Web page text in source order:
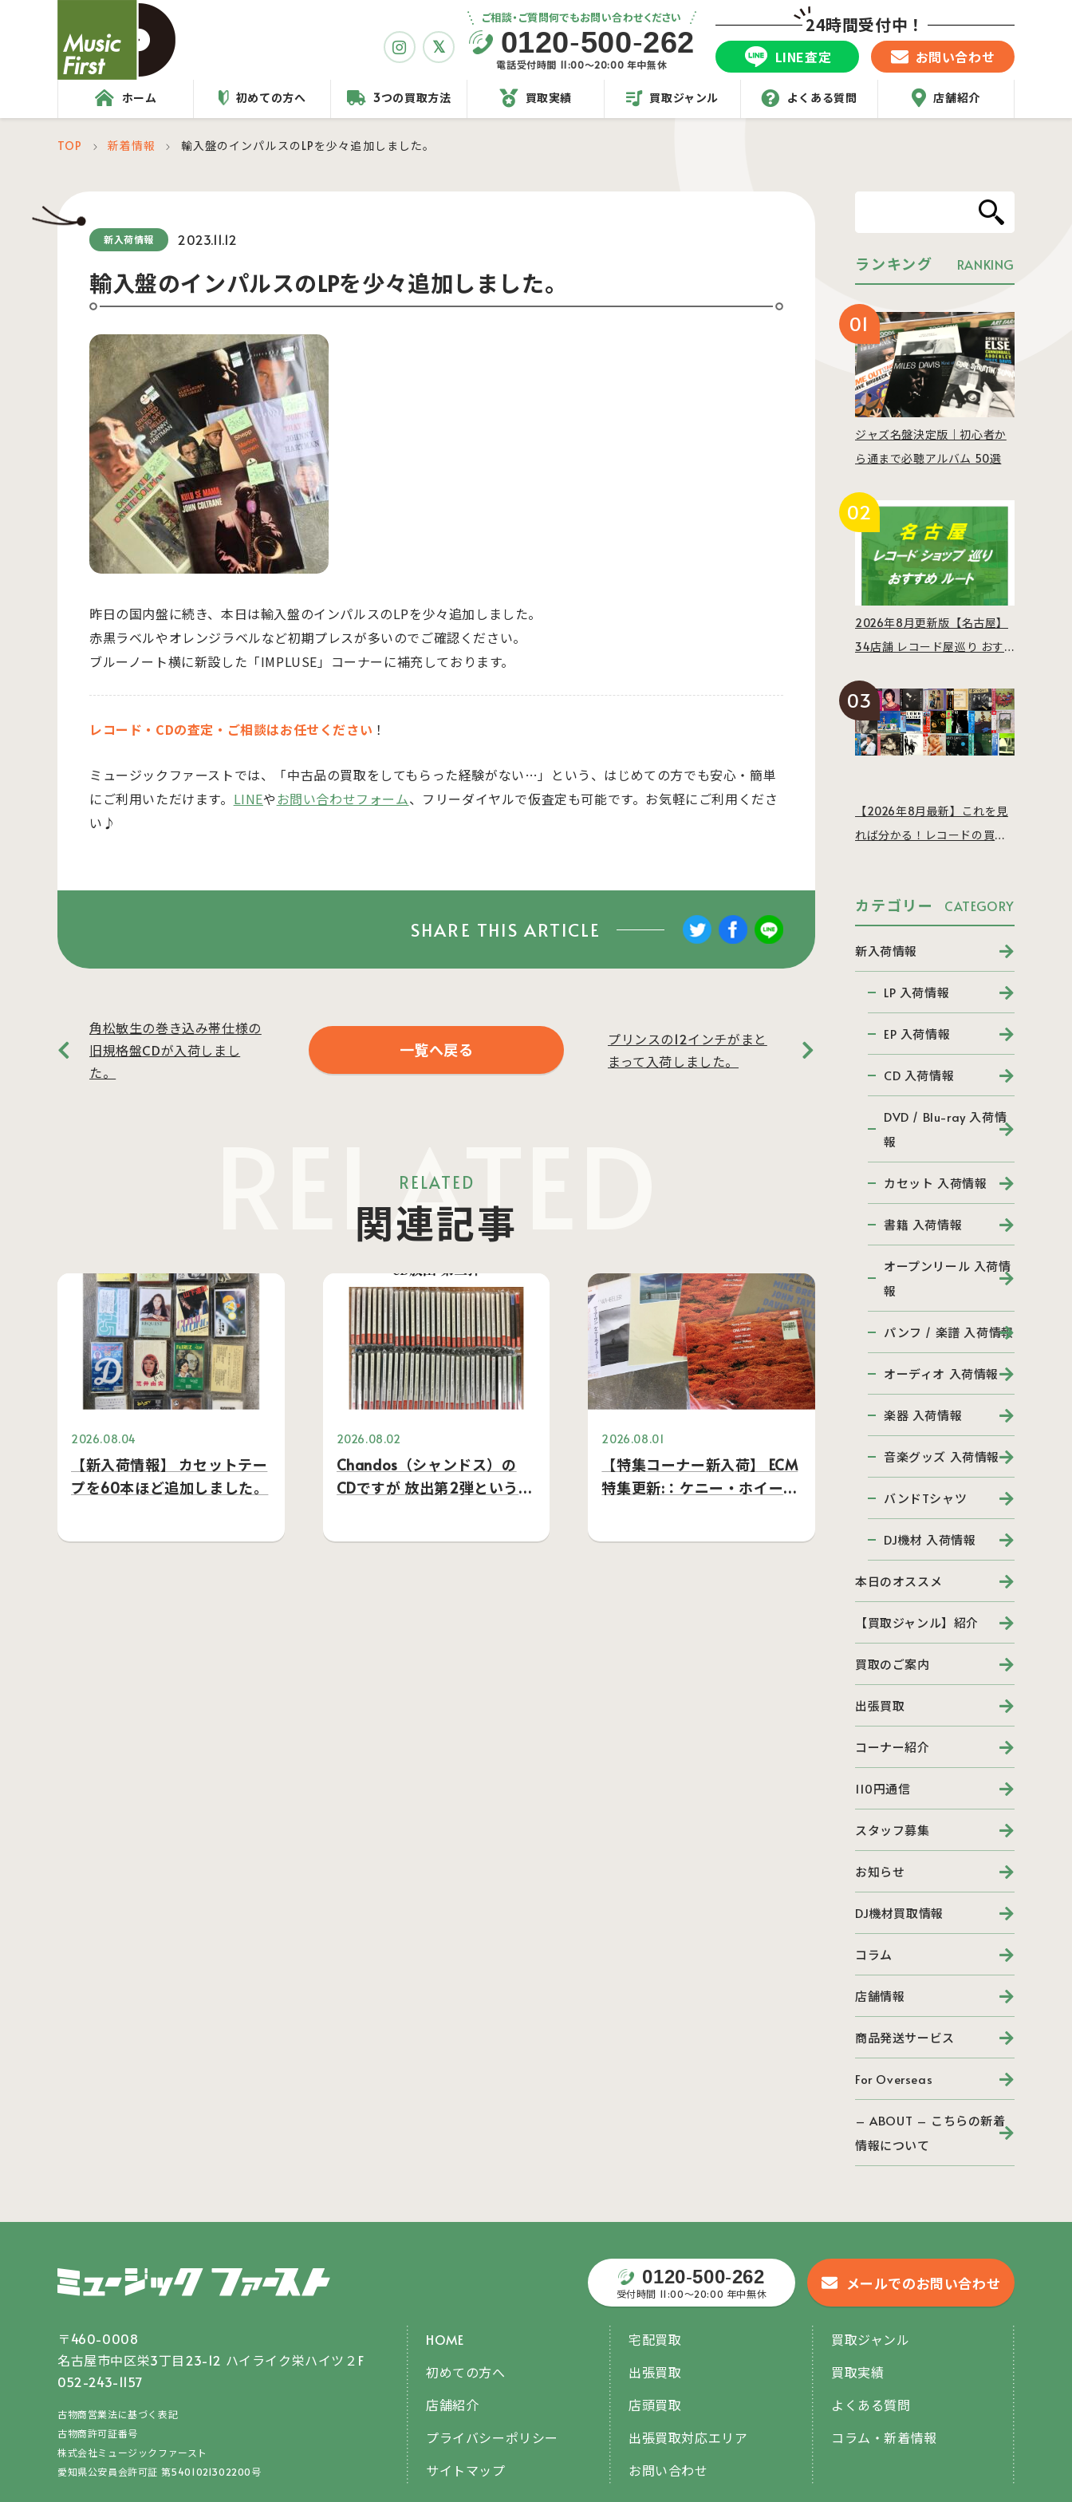
ホーム 初めての方へ 3つの買取方法 買取実績 買取ジャンル よくある質問 店舗紹介
ご相談・ご質問何でもお問い合わせください
0120-500-262
電話受付時間 11:00〜20:00 年中無休
24時間受付中！
LINE査定 お問い合わせ
TOP ＞ 新着情報 ＞ 輸入盤のインパルスのLPを少々追加しました。
新入荷情報 2023.11.12
輸入盤のインパルスのLPを少々追加しました。
昨日の国内盤に続き、本日は輸入盤のインパルスのLPを少々追加しました。
赤黒ラベルやオレンジラベルなど初期プレスが多いのでご確認ください。
ブルーノート横に新設した「IMPLUSE」コーナーに補充しております。
レコード・CDの査定・ご相談はお任せください ！
ミュージックファーストでは、「中古品の買取をしてもらった経験がない…」という、はじめての方でも安心・簡単
にご利用いただけます。 LINEやお問い合わせフォーム、フリーダイヤルで仮査定も可能です。お気軽にご利用くださ
い♪
SHARE THIS ARTICLE
角松敏生の巻き込み帯仕様の
旧規格盤CDが入荷しまし
た。
一覧へ戻る
プリンスの12インチがまと
まって入荷しました。
RELATED
RELATED
関連記事
2026.08.04
【新入荷情報】 カセットテー
プを60本ほど追加しました。
2026.08.02
Chandos（シャンドス）の
CDですが 放出第2弾という事
2026.08.01
【特集コーナー新入荷】 ECM
特集更新:：ケニー・ホイーラ
ランキング RANKING
ジャズ名盤決定版｜初心者か
ら通まで必聴アルバム 50選
2026年8月更新版【名古屋】
34店舗 レコード屋巡り おす
【2026年8月最新】これを見
れば分かる！レコードの買取
カテゴリー CATEGORY
新入荷情報
LP 入荷情報
EP 入荷情報
CD 入荷情報
DVD / Blu-ray 入荷情
報
カセット 入荷情報
書籍 入荷情報
オープンリール 入荷情
報
パンフ / 楽譜 入荷情報
オーディオ 入荷情報
楽器 入荷情報
音楽グッズ 入荷情報
バンドTシャツ
DJ機材 入荷情報
本日のオススメ
【買取ジャンル】紹介
買取のご案内
出張買取
コーナー紹介
110円通信
スタッフ募集
お知らせ
DJ機材買取情報
コラム
店舗情報
商品発送サービス
For Overseas
– ABOUT – こちらの新着
情報について
HOME
初めての方へ
店舗紹介
プライバシーポリシー
サイトマップ
宅配買取
出張買取
店頭買取
出張買取対応エリア
お問い合わせ
買取ジャンル
買取実績
よくある質問
コラム・新着情報
0120-500-262
受付時間 11:00〜20:00 年中無休
メールでのお問い合わせ
〒460-0008
名古屋市中区栄3丁目23-12 ハイライク栄ハイツ２F
052-243-1157
古物商営業法に基づく表記
古物商許可証番号
株式会社ミュージックファースト
愛知県公安員会許可証 第5401021302200号